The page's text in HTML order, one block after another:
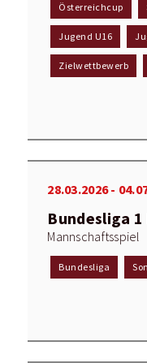
Österreichcup
Jugend U16
Zielwettbewerb
28.03.2026 -
Bundesliga
Mannschaftsspiel
Bundesliga